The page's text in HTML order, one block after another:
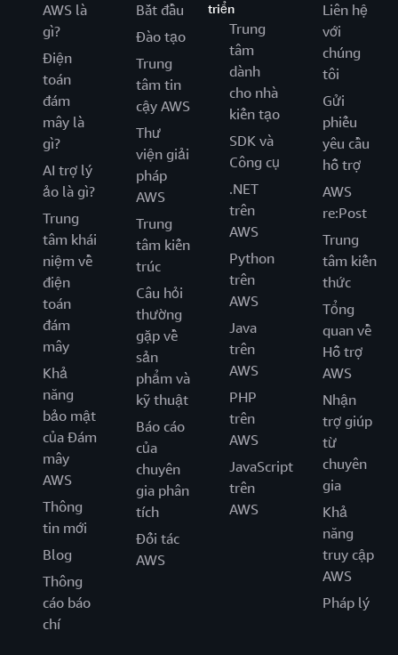
AWS là
gì?
Điện
toán
đám
mây là
gì?
AI trợ lý
ảo là gì?
Trung
tâm khái
niệm về
điện
toán
đám
mây
Khả
năng
bảo mật
của Đám
mây
AWS
Thông
tin mới
Blog
Thông
cáo báo
chí
Bắt đầu
Đào tạo
Trung
tâm tin
cậy AWS
Thư
viện giải
pháp
AWS
Trung
tâm kiến
trúc
Câu hỏi
thường
gặp về
sản
phẩm và
kỹ thuật
Báo cáo
của
chuyên
gia phân
tích
Đối tác
AWS
triển
Trung
tâm
dành
cho nhà
kiến tạo
SDK và
Công cụ
.NET
trên
AWS
Python
trên
AWS
Java
trên
AWS
PHP
trên
AWS
JavaScript
trên
AWS
Liên hệ
với
chúng
tôi
Gửi
phiếu
yêu cầu
hỗ trợ
AWS
re:Post
Trung
tâm kiến
thức
Tổng
quan về
Hỗ trợ
AWS
Nhận
trợ giúp
từ
chuyên
gia
Khả
năng
truy cập
AWS
Pháp lý